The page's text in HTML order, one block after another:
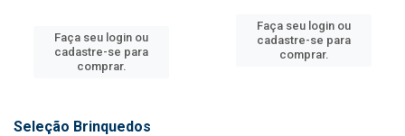
Faça seu login ou
cadastre-se para
comprar.
Faça seu login ou
cadastre-se para
comprar.
Seleção Brinquedos